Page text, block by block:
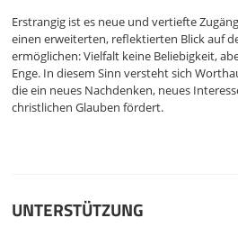
Erstrangig ist es neue und vertiefte
einen erweiterten, reflektierten Blick auf
ermöglichen: Vielfalt keine Beliebigkeit,
Enge. In diesem Sinn versteht sich
die ein neues Nachdenken, neues
christlichen Glauben fördert.
UNTERSTÜTZUNG